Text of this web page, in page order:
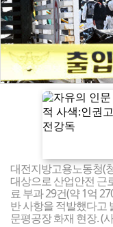
대전지방고용노동청(
대상으로 산업안전 근
료 부과 29건(약 1억
반 사항을 적발했다고
문평공장 화재 현장. (